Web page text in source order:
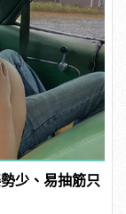
少、易抽筋只